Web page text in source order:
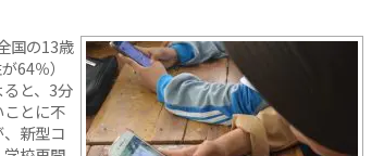
国の13歳
64％）
と、3分
とに不
新型コ